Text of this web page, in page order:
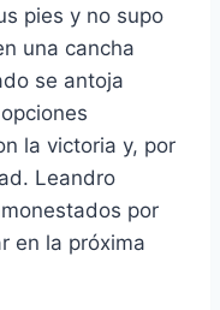
pies y no supo
una cancha
se antoja
la victoria y, por
Leandro
por
en la próxima